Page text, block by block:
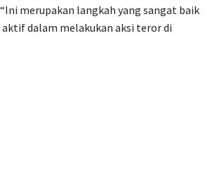
merupakan langkah yang sangat baik
dalam melakukan aksi teror di